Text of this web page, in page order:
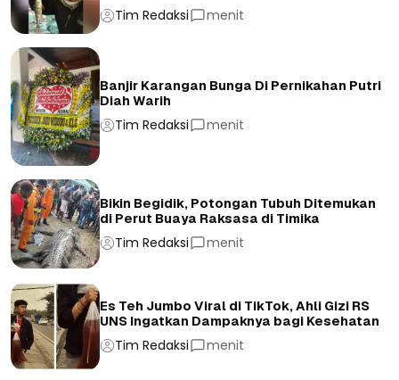
Tim Redaksi menit
Banjir Karangan Bunga Di Pernikahan Putri
Diah Warih
Tim Redaksi menit
Bikin Begidik, Potongan Tubuh Ditemukan
di Perut Buaya Raksasa di Timika
Tim Redaksi menit
Es Teh Jumbo Viral di TikTok, Ahli Gizi RS
UNS Ingatkan Dampaknya bagi Kesehatan
Tim Redaksi menit